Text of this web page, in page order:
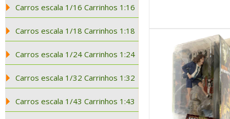
Carros escala 1/16 Carrinhos 1:16
Carros escala 1/18 Carrinhos 1:18
Carros escala 1/24 Carrinhos 1:24
Carros escala 1/32 Carrinhos 1:32
Carros escala 1/43 Carrinhos 1:43